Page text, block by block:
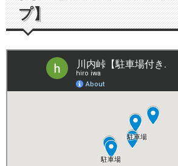
プ】